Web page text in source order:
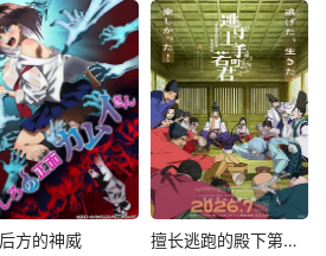
方的神威 擅长逃跑的殿下第二季